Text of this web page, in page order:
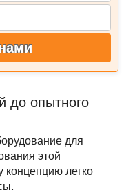
до опытного
для
этой
легко